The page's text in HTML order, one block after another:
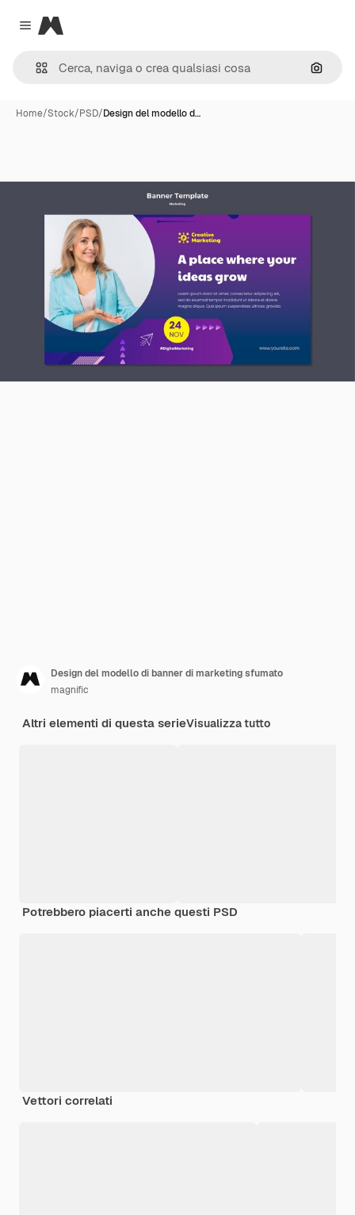
Close menu
Magnific
Cerca
Home/Stock/PSD/Design del modello d…
Design del modello di banner di marketing sfumato
magnific
Altri elementi di questa serieVisualizza tutto
Potrebbero piacerti anche questi PSD
Vettori correlati